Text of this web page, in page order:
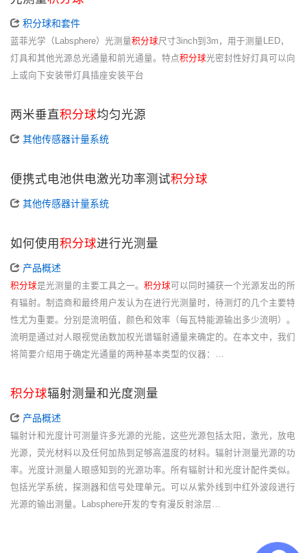
积分球和套件
蓝菲光学（Labsphere）光测量积分球尺寸3inch到3m，用于测量LED，
灯具和其他光源总光通量和前光通量。特点积分球光密封性好灯具可以向
上或向下安装带灯具插座安装平台
两米垂直积分球均匀光源
其他传感器计量系统
便携式电池供电激光功率测试积分球
其他传感器计量系统
如何使用积分球进行光测量
产品概述
积分球是光测量的主要工具之一。 积分球 可以同时捕获一个光源发出的所
有辐射。制造商和最终用户发认为在进行光测量时，待测灯的几个主要特
性尤为重要。分别是流明值，颜色和效率（每瓦特能源输出多少流明）。
流明是通过对人眼视觉函数加权光谱辐射通量来确定的。在本文中，我们
将简要介绍用于确定光通量的两种基本类型的仪器：…
积分球辐射测量和光度测量
产品概述
辐射计和光度计可测量许多光源的光能，这些光源包括太阳，激光，放电
光源，荧光材料以及任何加热到足够高温度的材料。辐射计测量光源的功
率。光度计测量人眼感知到的光源功率。所有辐射计和光度计配件类似。
包括光学系统，探测器和信号处理单元。可以从紫外线到中红外波段进行
光源的输出测量。Labsphere开发的专有漫反射涂层…